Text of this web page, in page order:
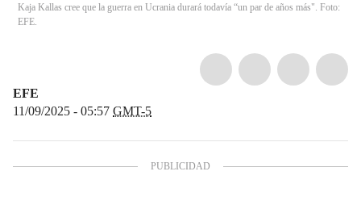
Kaja Kallas cree que la guerra en Ucrania durará todavía “un par de años más". Foto:
EFE.
EFE
11/09/2025 - 05:57 GMT-5